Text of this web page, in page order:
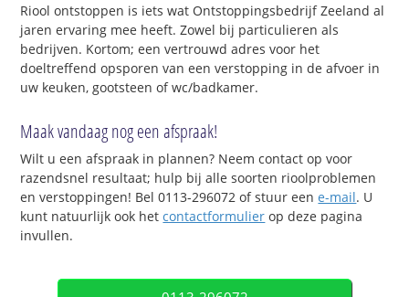
Riool ontstoppen is iets wat Ontstoppingsbedrijf Zeeland al
jaren ervaring mee heeft. Zowel bij particulieren als
bedrijven. Kortom; een vertrouwd adres voor het
doeltreffend opsporen van een verstopping in de afvoer in
uw keuken, gootsteen of wc/badkamer.
Maak vandaag nog een afspraak!
Wilt u een afspraak in plannen? Neem contact op voor
razendsnel resultaat; hulp bij alle soorten rioolproblemen
en verstoppingen! Bel 0113-296072 of stuur eene-mail. U
kunt natuurlijk ook hetcontactformulier op deze pagina
invullen.